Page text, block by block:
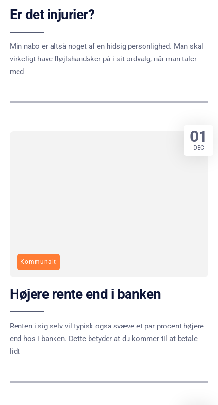
Er det injurier?
Min nabo er altså noget af en hidsig personlighed. Man skal
virkeligt have fløjlshandsker på i sit ordvalg, når man taler
med
Kommunalt
Højere rente end i banken
Renten i sig selv vil typisk også svæve et par procent højere
end hos i banken. Dette betyder at du kommer til at betale
lidt
01
DEC